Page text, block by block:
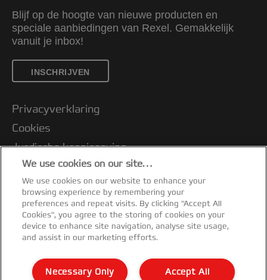
Blijf op de hoogte van nieuwe producten en
speciale aanbiedingen van Rexel. Gemakkelijk
vanuit je inbox!
INSCHRIJVEN
Privacyverklaring
Cookies
Jurdische kennisgeving
Imprint
Klantenservice
Mijn gegevens beheren
Garantievoorwaarden
Conformiteitsverklaringen
Richtlijnen bij recycling van verpakkingen
We use cookies on our site…
We use cookies on our website to enhance your
browsing experience by remembering your
preferences and repeat visits. By clicking “Accept All
Cookies”, you agree to the storing of cookies on your
device to enhance site navigation, analyse site usage,
and assist in our marketing efforts.
Accept All
Necessary Only